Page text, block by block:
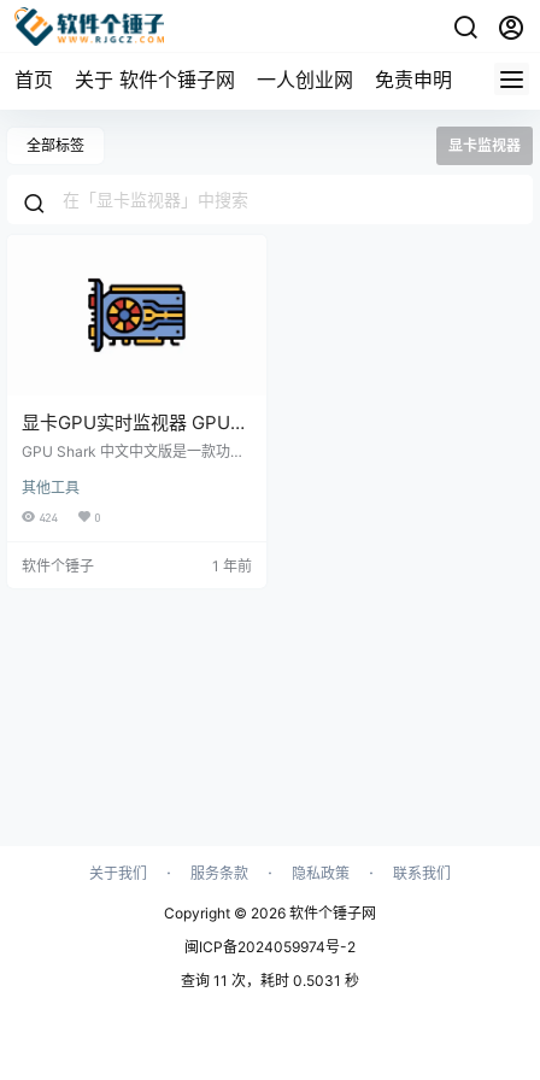
首页 关于 软件个锤子网 一人创业网 免责申明
全部标签 显卡监视器
显卡GPU实时监视器 GPU
Shark v0.32.0 汉化版
GPU Shark 中文中文版是一款功能
户实时监测和管理计算机的图形处
理器（GPU）性能和温度而设计。
在最佳状态下运行，保持稳定性和
其他工具
424 0
软件个锤子 1 年前
关于我们 · 服务条款 · 隐私政策 · 联系我们
Copyright © 2026 软件个锤子网
闽ICP备2024059974号-2
查询 11 次，耗时 0.5031 秒